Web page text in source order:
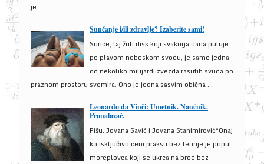
je ...
Sunčanje i/ili zdravlje? Izaberite sami!
Sunce, taj žuti disk koji svakoga dana putuje
po plavom nebeskom svodu, je samo jedna
od nekoliko milijardi zvezda rasutih svuda po
praznom prostoru svemira. Ono je jedna sasvim obična ...
Leonardo da Vinči: Umetnik. Naučnik.
Pronalazač.
Pišu: Jovana Savić i Jovana Stanimirović“Onaj
ko isključivo ceni praksu bez teorije je poput
moreplovca koji se ukrca na brod bez